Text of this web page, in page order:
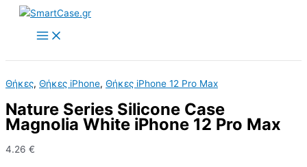
Skip
content
Θήκες, Θήκες iPhone, Θήκες iPhone 12 Pro Max
Nature Series Silicone Case
Magnolia White iPhone 12 Pro Max
4.26 €